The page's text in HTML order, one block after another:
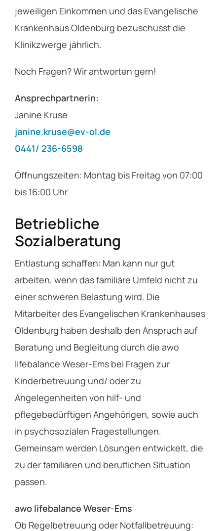
jeweiligen Einkommen und das Evangelische
Krankenhaus Oldenburg bezuschusst die
Klinikzwerge jährlich.
Noch Fragen? Wir antworten gern!
Ansprechpartnerin:
Janine Kruse
janine.kruse@ev-ol.de
0441/ 236-6598
Öffnungszeiten: Montag bis Freitag von 07:00
bis 16:00 Uhr
Betriebliche
Sozialberatung
Entlastung schaffen: Man kann nur gut
arbeiten, wenn das familiäre Umfeld nicht zu
einer schweren Belastung wird. Die
Mitarbeiter des Evangelischen Krankenhauses
Oldenburg haben deshalb den Anspruch auf
Beratung und Begleitung durch die awo
lifebalance Weser-Ems bei Fragen zur
Kinderbetreuung und/ oder zu
Angelegenheiten von hilf- und
pflegebedürftigen Angehörigen, sowie auch
in psychosozialen Fragestellungen.
Gemeinsam werden Lösungen entwickelt, die
zu der familiären und beruflichen Situation
passen.
awo lifebalance Weser-Ems
Ob Regelbetreuung oder Notfallbetreuung: